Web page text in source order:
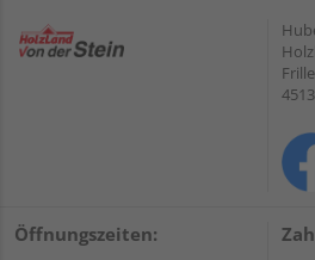
Öffnungszeiten: